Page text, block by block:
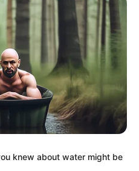
las noticias que le
estar bien informado, por
notificaciones de Alerta.
knew about water might be